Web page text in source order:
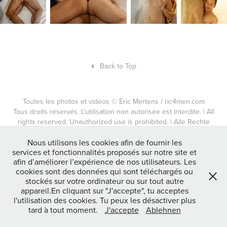
↑ Back to Top
Toutes les photos et vidéos © Eric Mertens / ric4men.com
Tous droits réservés. L'utilisation non autorisée est interdite. | All
rights reserved. Unauthorized use is prohibited. | Alle Rechte
mentions légales / RGPD / Impressum / Datenschutzerklärung
Nous utilisons les cookies afin de fournir les
services et fonctionnalités proposés sur notre site et
afin d’améliorer l’expérience de nos utilisateurs. Les
cookies sont des données qui sont téléchargés ou
stockés sur votre ordinateur ou sur tout autre
appareil.En cliquant sur "J'accepte", tu acceptes
l'utilisation des cookies. Tu peux les désactiver plus
tard à tout moment.
J'accepte Ablehnen